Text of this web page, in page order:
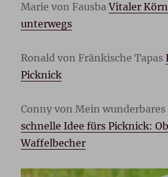
Marie von FausbaVitaler
unterwegs
Ronald von Fränkische Tapas
Picknick
Conny von Mein
schnelle Idee fürs Picknick:
Waffelbecher